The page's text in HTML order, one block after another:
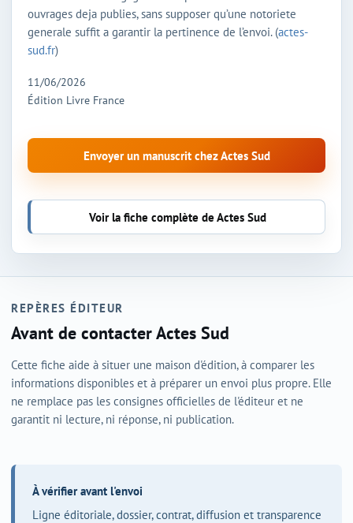
ouvrages deja publies, sans supposer qu’une notoriete
generale suffit a garantir la pertinence de l’envoi. (actes-
sud.fr)
11/06/2026
Édition Livre France
Envoyer un manuscrit chez Actes Sud
Voir la fiche complète de Actes Sud
REPÈRES ÉDITEUR
Avant de contacter Actes Sud
Cette fiche aide à situer une maison d'édition, à comparer les
informations disponibles et à préparer un envoi plus propre. Elle
ne remplace pas les consignes officielles de l'éditeur et ne
garantit ni lecture, ni réponse, ni publication.
À vérifier avant l'envoi
Ligne éditoriale, dossier, contrat, diffusion et transparence